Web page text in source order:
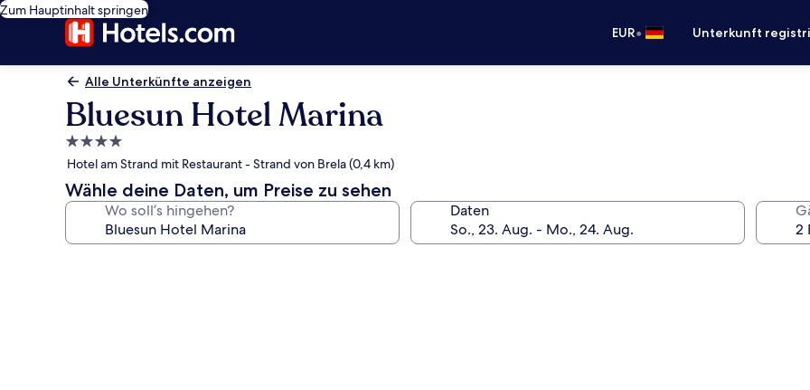
Zum Hauptinhalt springen
EUR• Unterkunft
Alle Unterkünfte anzeigen
Bluesun Hotel Marina
4.0-
Sterne-
Unterkunft
Hotel am Strand mit Restaurant - Strand von Brela (0,4 km)
Wähle deine Daten, um Preise zu sehen
Wo soll’s hingehen? Daten